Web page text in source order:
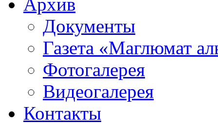
Документы
Газета «Маглюмат
Фотогалерея
Видеогалерея
Контакты